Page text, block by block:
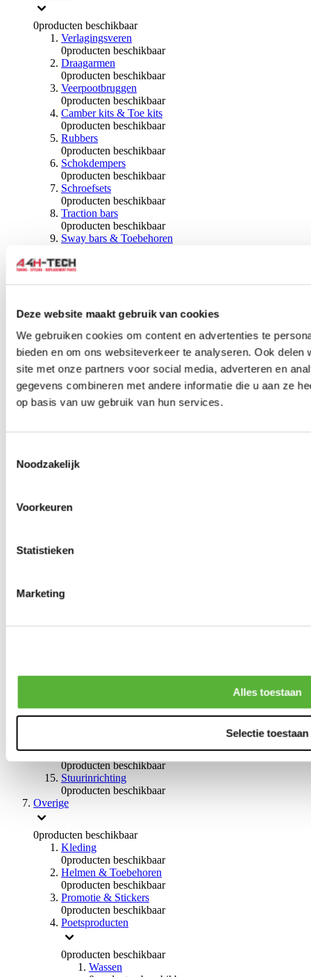
Deze website maakt gebruik van cookies
We gebruiken cookies om content en advertenties te
bieden en om ons websiteverkeer te analyseren. Ook
site met onze partners voor social media, adverteren en
gegevens combineren met andere informatie die u aan ze
op basis van uw gebruik van hun services.
Noodzakelijk
Voorkeuren
Statistieken
Marketing
Alles toestaan
Selectie toestaan
0producten beschikbaar
Verlagingsveren
0producten beschikbaar
Draagarmen
0producten beschikbaar
Veerpootbruggen
0producten beschikbaar
Camber kits & Toe kits
0producten beschikbaar
Rubbers
0producten beschikbaar
Schokdempers
0producten beschikbaar
Schroefsets
0producten beschikbaar
Traction bars
0producten beschikbaar
Sway bars & Toebehoren
Kogels & Hoezen
0 producten beschikbaar
Wiellagers & Naven
Wielen & Toebehoren
producten beschikbaar
Spoorverbreders
0producten beschikbaar
Wielmoeren
producten beschikbaar
Draadeinden
Velgen overige
Remmen
Remleidingen
Remvloeistoffen
0producten beschikbaar
Braces
0producten beschikbaar
Stuurinrichting
0producten beschikbaar
Overige
0producten beschikbaar
Kleding
0producten beschikbaar
Helmen & Toebehoren
0producten beschikbaar
Promotie & Stickers
0producten beschikbaar
Poetsproducten
0producten beschikbaar
Wassen